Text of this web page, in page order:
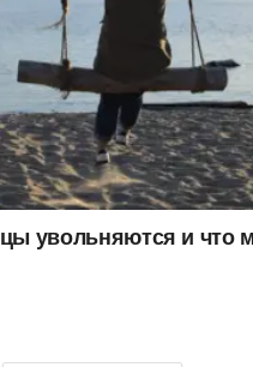
увольняются и что